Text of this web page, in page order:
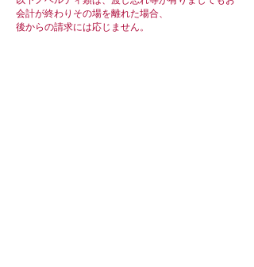
会計が終わりその場を離れた場合、
後からの請求には応じません。